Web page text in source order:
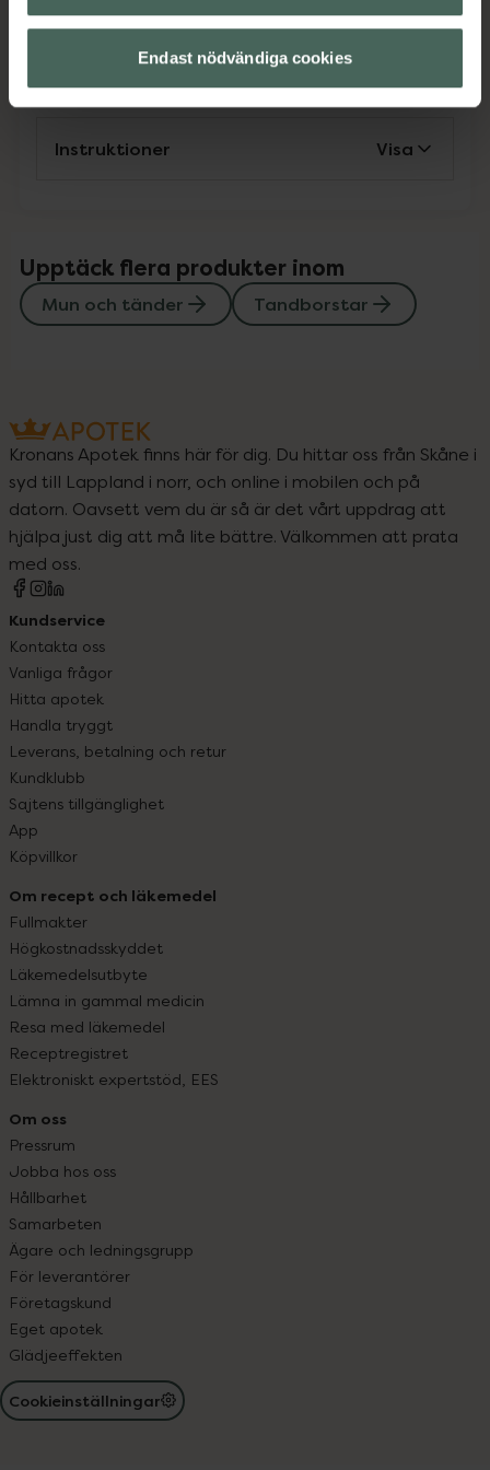
Endast nödvändiga cookies
Instruktioner Visa
Upptäck flera produkter inom
Mun och tänder Tandborstar
Kronans Apotek finns här för dig. Du hittar oss från Skåne i
syd till Lappland i norr, och online i mobilen och på
datorn. Oavsett vem du är så är det vårt uppdrag att
hjälpa just dig att må lite bättre. Välkommen att prata
med oss.
Kundservice
Kontakta oss
Vanliga frågor
Hitta apotek
Handla tryggt
Leverans, betalning och retur
Kundklubb
Sajtens tillgänglighet
App
Köpvillkor
Om recept och läkemedel
Fullmakter
Högkostnadsskyddet
Läkemedelsutbyte
Lämna in gammal medicin
Resa med läkemedel
Receptregistret
Elektroniskt expertstöd, EES
Om oss
Pressrum
Jobba hos oss
Hållbarhet
Samarbeten
Ägare och ledningsgrupp
För leverantörer
Företagskund
Eget apotek
Glädjeeffekten
Cookieinställningar